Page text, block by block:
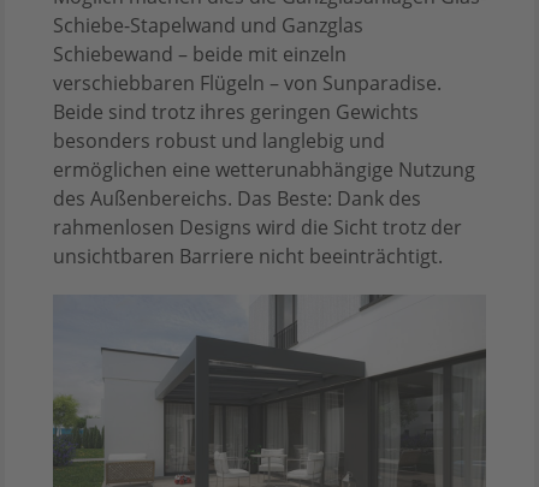
Schiebe-Stapelwand und Ganzglas
Schiebewand – beide mit einzeln
verschiebbaren Flügeln – von Sunparadise.
Beide sind trotz ihres geringen Gewichts
besonders robust und langlebig und
ermöglichen eine wetterunabhängige Nutzung
des Außenbereichs. Das Beste: Dank des
rahmenlosen Designs wird die Sicht trotz der
unsichtbaren Barriere nicht beeinträchtigt.